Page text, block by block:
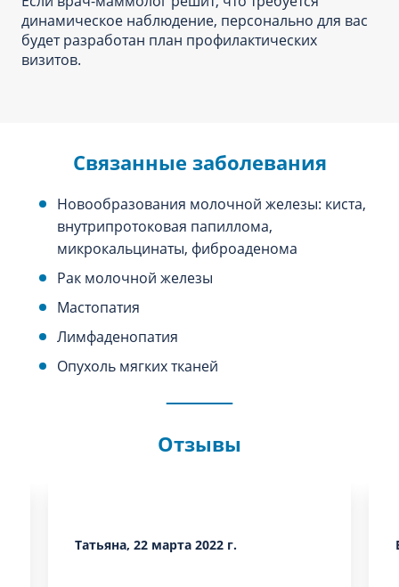
динамическое наблюдение, персонально для вас
будет разработан план профилактических
визитов.
Связанные заболевания
Новообразования молочной железы: киста,
внутрипротоковая папиллома,
микрокальцинаты, фиброаденома
Рак молочной железы
Мастопатия
Лимфаденопатия
Опухоль мягких тканей
Отзывы
Татьяна, 22 марта 2022 г.